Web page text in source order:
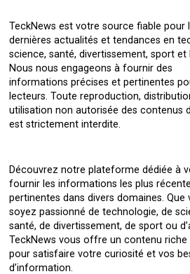
TeckNews est votre source fiable pour
dernières actualités et tendances en
science, santé, divertissement, sport et
Nous nous engageons à fournir des
informations précises et pertinentes
lecteurs. Toute reproduction,
utilisation non autorisée des contenus
est strictement interdite.
Découvrez notre plateforme dédiée à
fournir les informations les plus
pertinentes dans divers domaines. Que
soyez passionné de technologie, de
santé, de divertissement, de sport ou
TeckNews vous offre un contenu riche
pour satisfaire votre curiosité et vos
d’information.